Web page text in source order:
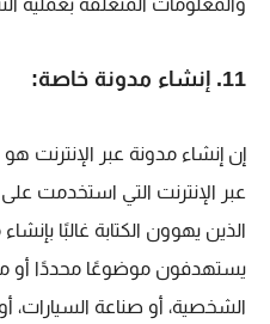
والمعلومات المتعلقة بعملية
11. إنشاء مدونة خاصة:
إن إنشاء مدونة عبر الإنترنت
عبر الإنترنت التي استخدمت
الذين يهوون الكتابة غالبًا
يستهدفون موضوعًا محددًا أو
الشخصية، أو صناعة السيارات،